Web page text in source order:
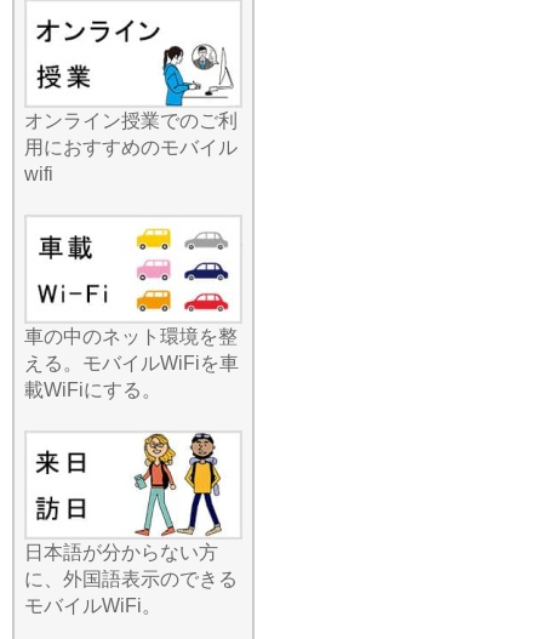
追求し、最新機種はスマホ
よりも軽くコンパクトなサ
イズを実現しました。バッ
グのポケットに忍ばせてお
くだけで、周囲に自分専用
のWi-Fiスポットが誕生しま
す。最近のニュースでもモ
が語られますが、当店のル
ーターは長時間駆動バッテ
リーを搭載しており、一日
中外出していても安心で
す。出張先でのプレゼン資
料作成や、旅行中の高画質
動画の視聴など、快適なデ
ジタルライフをどこまでも
2026.7.22
みんなのWi-Fiのレンタルル
ーターは、徹底的に「薄
型・軽量・コンパクト」に
こだわったモデルを厳選し
ています。夏休みやゴール
デンウィークの長距離移
オンライン授業でのご利
用におすすめのモバイル
wifi
車の中のネット環境を整
える。モバイルWiFiを車
載WiFiにする。
日本語が分からない方
に、外国語表示のできる
モバイルWiFi。